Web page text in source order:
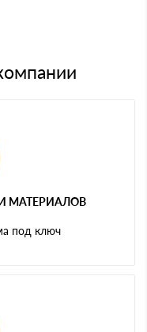
МАТЕРИАЛОВ
под ключ